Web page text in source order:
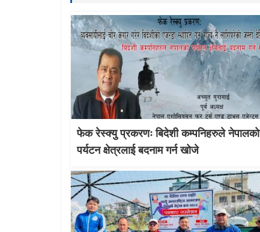
फेक रेस्क्यु प्रकरणः बिदेशी कम्पनिहरुले नेपालको
पर्यटन क्षेत्रलाई बदनाम गर्न खोजे